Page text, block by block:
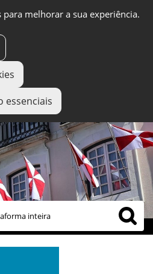
para melhorar a sua experiência.
essenciais